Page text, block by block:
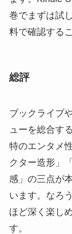
巻でまずは試
料で確認する
総評
ブックライブ
ューを総合す
特のエンタメ
クター造形」
感」の三点が
います。なろ
ほど深く楽し
す。